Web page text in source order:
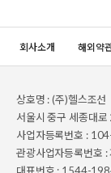
회사소개 해외약
상호명 : (주)헬스조
서울시 중구 세종대
사업자등록번호 :
관광사업자등록번호
대표번호 : 1544-